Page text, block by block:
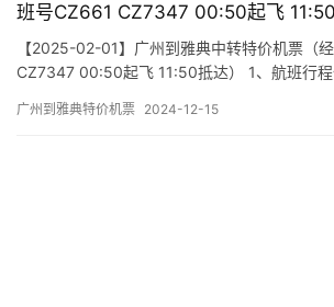
班号CZ661 CZ7347 00:50起飞 11:50
【2025-02-01】广州到雅典中转特价机票（
CZ7347 00:50起飞 11:50抵达） 1、航班行
(Flight) (class) (Departure Time) (Arrival
广州到雅典特价机票 2024-12-15